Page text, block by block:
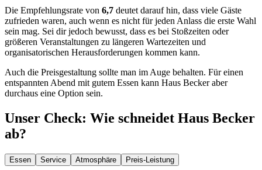
Die Empfehlungsrate von 6,7 deutet darauf hin, dass viele Gäste
zufrieden waren, auch wenn es nicht für jeden Anlass die erste Wahl
sein mag. Sei dir jedoch bewusst, dass es bei Stoßzeiten oder
größeren Veranstaltungen zu längeren Wartezeiten und
organisatorischen Herausforderungen kommen kann.
Auch die Preisgestaltung sollte man im Auge behalten. Für einen
entspannten Abend mit gutem Essen kann Haus Becker aber
durchaus eine Option sein.
Unser Check: Wie schneidet Haus Becker
ab?
Essen Service Atmosphäre Preis-Leistung